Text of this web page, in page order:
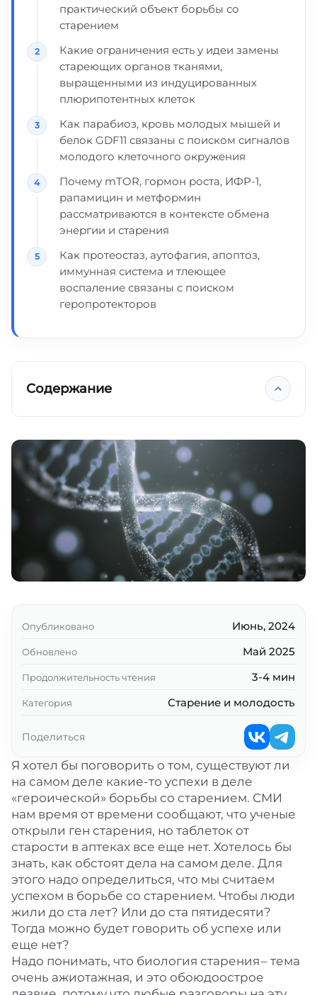
практический объект борьбы со
старением
Какие ограничения есть у идеи замены
стареющих органов тканями,
выращенными из индуцированных
плюрипотентных клеток
Как парабиоз, кровь молодых мышей и
белок GDF11 связаны с поиском сигналов
молодого клеточного окружения
Почему mTOR, гормон роста, ИФР-1,
рапамицин и метформин
рассматриваются в контексте обмена
энергии и старения
Как протеостаз, аутофагия, апоптоз,
иммунная система и тлеющее
воспаление связаны с поиском
геропротекторов
Содержание
Проблемы и способы их решения
Ключевые выводы
Я хотел бы поговорить о том, существуют ли
на самом деле какие-то успехи в деле
«героической» борьбы со старением. СМИ
нам время от времени сообщают, что ученые
открыли ген старения, но таблеток от
старости в аптеках все еще нет. Хотелось бы
знать, как обстоят дела на самом деле. Для
этого надо определиться, что мы считаем
успехом в борьбе со старением. Чтобы люди
жили до ста лет? Или до ста пятидесяти?
Тогда можно будет говорить об успехе или
еще нет?
Надо понимать, что биология старения – ​тема
очень ажиотажная, и это обоюдоострое
Опубликовано Июнь, 2024
Обновлено Май 2025
Продолжительность чтения 3-4 мин
Категория Старение и молодость
Поделиться